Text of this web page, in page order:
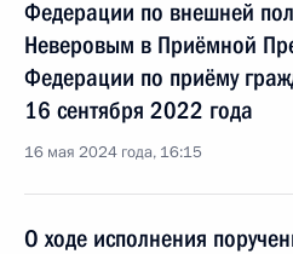
Федерации по внешней
Неверовым в Приёмной
Федерации по приёму
16 сентября 2022 года
16 мая 2024 года, 16:15
О ходе исполнения